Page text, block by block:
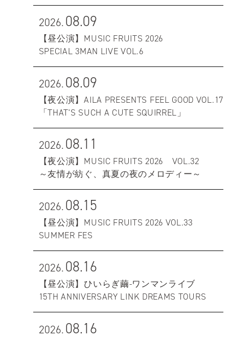
2026.08.09
【昼公演】MUSIC FRUITS 2026
SPECIAL 3MAN LIVE VOL.6
2026.08.09
【夜公演】AILA PRESENTS FEEL GOOD VOL.17
「THAT'S SUCH A CUTE SQUIRREL」
2026.08.11
【夜公演】MUSIC FRUITS 2026 VOL.32
～友情が紡ぐ、真夏の夜のメロディー～
2026.08.15
【昼公演】MUSIC FRUITS 2026 VOL.33
SUMMER FES
2026.08.16
【昼公演】ひいらぎ繭-ワンマンライブ
15TH ANNIVERSARY LINK DREAMS TOURS
2026.08.16